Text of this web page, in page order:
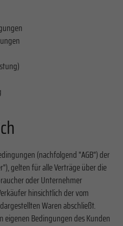
(nachfolgend "AGB") der
gelten für alle Verträge über die
oder Unternehmer
hinsichtlich der vom
Waren abschließt.
eigenen Bedingungen des Kunden